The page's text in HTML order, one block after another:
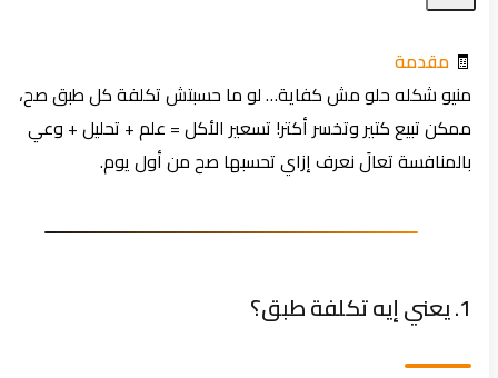
مقدمة
منيو شكله حلو مش كفاية… لو ما حسبتش تكلفة كل طبق صح،
ممكن تبيع كتير وتخسر أكتر! تسعير الأكل = علم + تحليل + وعي
بالمنافسة تعالَ نعرف إزاي تحسبها صح من أول يوم.